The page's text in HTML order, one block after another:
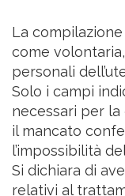
La
come
personali
Solo i campi
necessari per
il mancato
l’impossibilità
Si dichiara di
relativi al